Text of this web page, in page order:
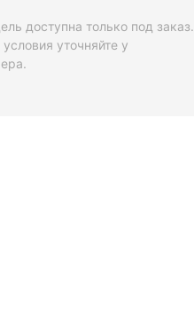
доступна только под заказ.
уточняйте у